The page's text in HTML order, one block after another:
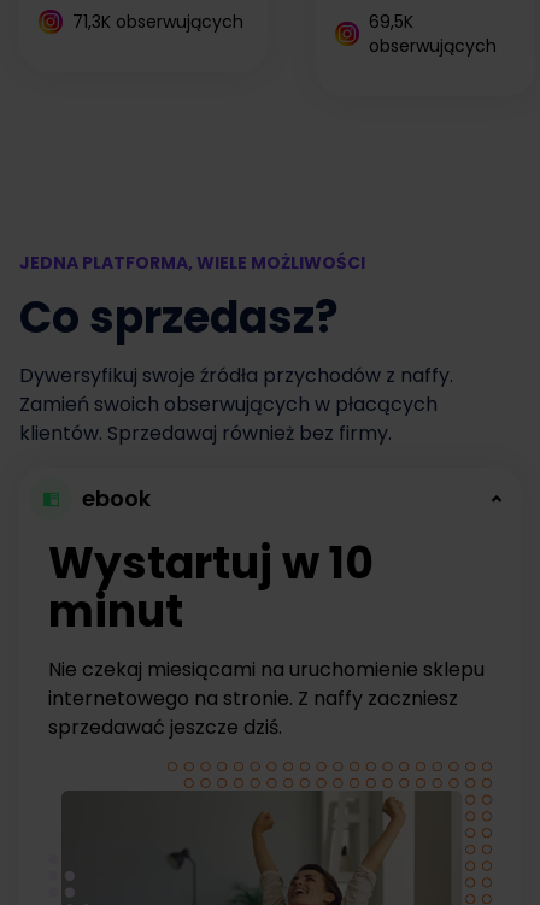
71,3K obserwujących
69,5K
obserwujących
JEDNA PLATFORMA, WIELE MOŻLIWOŚCI
Co sprzedasz?
Dywersyfikuj swoje źródła przychodów z naffy.
Zamień swoich obserwujących w płacących
klientów. Sprzedawaj również bez firmy.
ebook
Wystartuj w 10
minut
Nie czekaj miesiącami na uruchomienie sklepu
internetowego na stronie. Z naffy zaczniesz
sprzedawać jeszcze dziś.